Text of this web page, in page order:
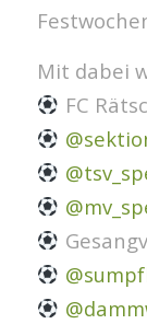
Mit dabei
FC